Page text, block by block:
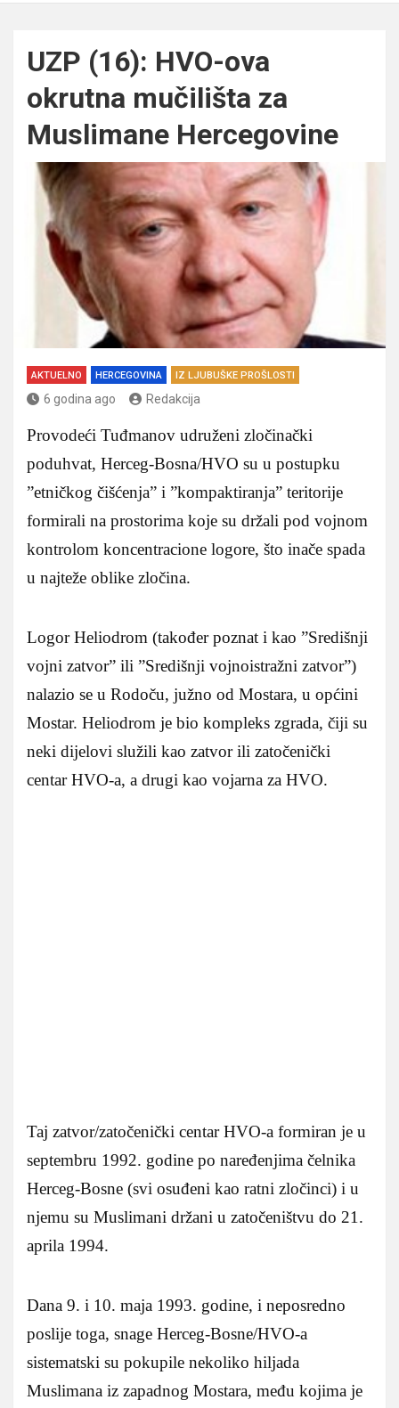
UZP (16): HVO-ova
okrutna mučilišta za
Muslimane Hercegovine
AKTUELNO HERCEGOVINA IZ LJUBUŠKE PROŠLOSTI
6 godina ago Redakcija
Provodeći Tuđmanov udruženi zločinački
poduhvat, Herceg-Bosna/HVO su u postupku
”etničkog čišćenja” i ”kompaktiranja” teritorije
formirali na prostorima koje su držali pod vojnom
kontrolom koncentracione logore, što inače spada
u najteže oblike zločina.
Logor Heliodrom (također poznat i kao ”Središnji
vojni zatvor” ili ”Središnji vojnoistražni zatvor”)
nalazio se u Rodoču, južno od Mostara, u općini
Mostar. Heliodrom je bio kompleks zgrada, čiji su
neki dijelovi služili kao zatvor ili zatočenički
centar HVO-a, a drugi kao vojarna za HVO.
Taj zatvor/zatočenički centar HVO-a formiran je u
septembru 1992. godine po naređenjima čelnika
Herceg-Bosne (svi osuđeni kao ratni zločinci) i u
njemu su Muslimani držani u zatočeništvu do 21.
aprila 1994.
Dana 9. i 10. maja 1993. godine, i neposredno
poslije toga, snage Herceg-Bosne/HVO-a
sistematski su pokupile nekoliko hiljada
Muslimana iz zapadnog Mostara, među kojima je